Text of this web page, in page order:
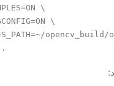
\
\
opencv_build/